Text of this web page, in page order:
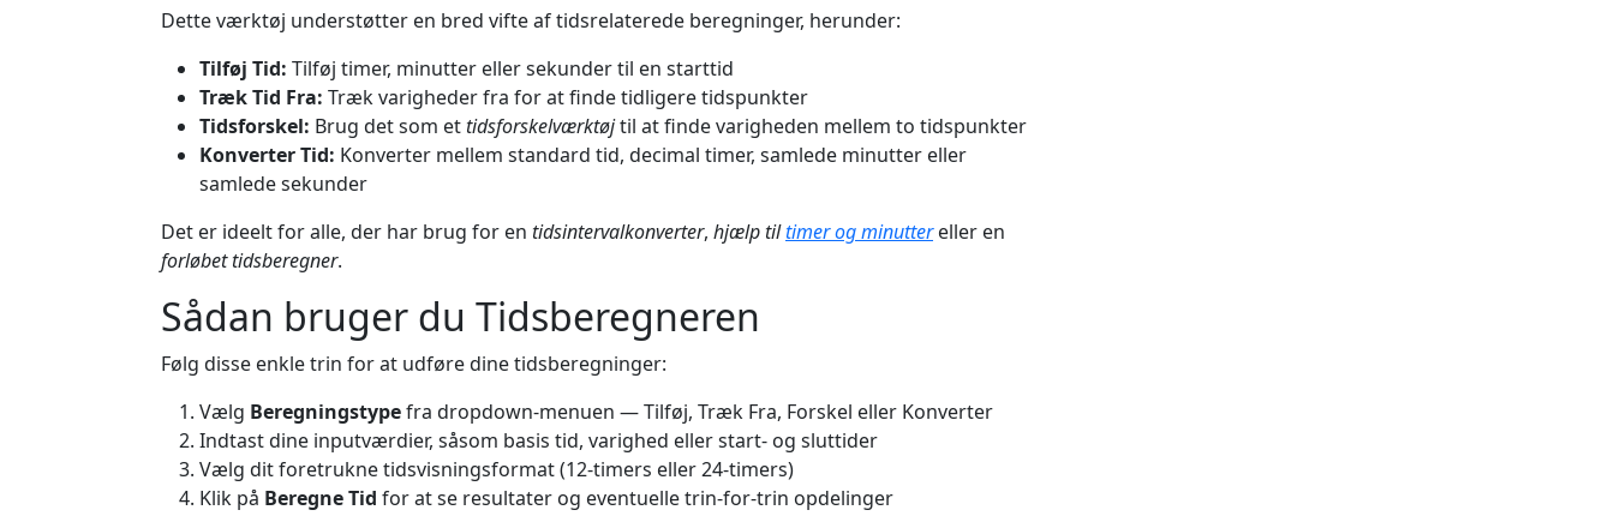
Dette værktøj understøtter en bred vifte af tidsrelaterede beregninger, herunder:
Tilføj Tid: Tilføj timer, minutter eller sekunder til en starttid
Træk Tid Fra: Træk varigheder fra for at finde tidligere tidspunkter
Tidsforskel: Brug det som ettidsforskelværktøjtil at finde varigheden mellem to tidspunkter
Konverter Tid: Konverter mellem standard tid, decimal timer, samlede minutter eller
samlede sekunder
Det er ideelt for alle, der har brug for en tidsintervalkonverter, hjælp tiltimer og minuttereller en
forløbet tidsberegner.
Sådan bruger du Tidsberegneren
Følg disse enkle trin for at udføre dine tidsberegninger:
Vælg Beregningstypefra dropdown-menuen — Tilføj, Træk Fra, Forskel eller Konverter
Indtast dine inputværdier, såsom basis tid, varighed eller start- og sluttider
Vælg dit foretrukne tidsvisningsformat (12-timers eller 24-timers)
Klik på Beregne Tid for at se resultater og eventuelle trin-for-trin opdelinger